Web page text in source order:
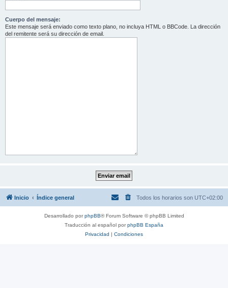
Cuerpo del mensaje:
Este mensaje será enviado como texto plano, no incluya HTML o BBCode. La dirección
del remitente será su dirección de email.
Inicio Índice general Todos los horarios son UTC+02:00
Desarrollado porphpBB® Forum Software © phpBB Limited
Traducción al español porphpBB España
Privacidad | Condiciones